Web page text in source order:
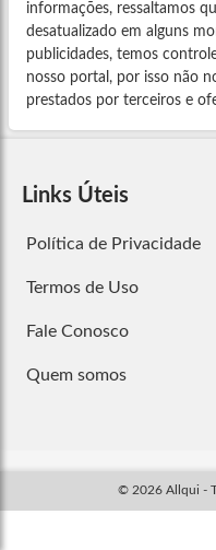
informações, ressaltamos
desatualizado em alguns
publicidades, temos
nosso portal, por isso não
prestados por terceiros e
Links Úteis
Política de Privacidade
Termos de Uso
Fale Conosco
Quem somos
© 2026 Allqui -